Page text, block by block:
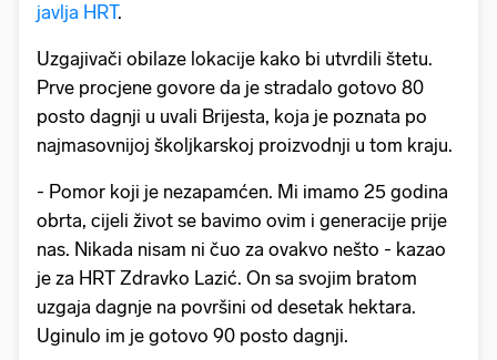
javlja HRT.
Uzgajivači obilaze lokacije kako bi utvrdili štetu.
Prve procjene govore da je stradalo gotovo 80
posto dagnji u uvali Brijesta, koja je poznata po
najmasovnijoj školjkarskoj proizvodnji u tom kraju.
- Pomor koji je nezapamćen. Mi imamo 25 godina
obrta, cijeli život se bavimo ovim i generacije prije
nas. Nikada nisam ni čuo za ovakvo nešto - kazao
je za HRT Zdravko Lazić. On sa svojim bratom
uzgaja dagnje na površini od desetak hektara.
Uginulo im je gotovo 90 posto dagnji.